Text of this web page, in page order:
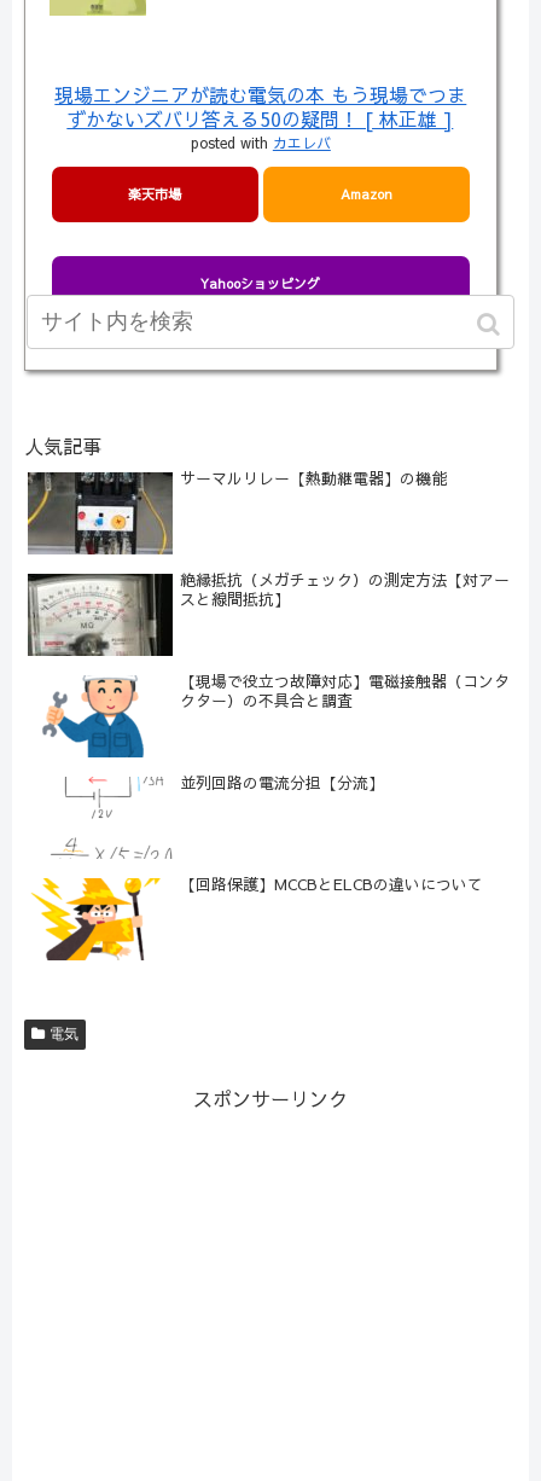
現場エンジニアが読む電気の本 もう現場でつま
ずかないズバリ答える50の疑問！ [ 林正雄 ]
posted with カエレバ
楽天市場 Amazon
Yahooショッピング
人気記事
サーマルリレー【熱動継電器】の機能
絶縁抵抗（メガチェック）の測定方法【対アー
スと線間抵抗】
【現場で役立つ故障対応】電磁接触器（コンタ
クター）の不具合と調査
並列回路の電流分担【分流】
【回路保護】MCCBとELCBの違いについて
電気
スポンサーリンク